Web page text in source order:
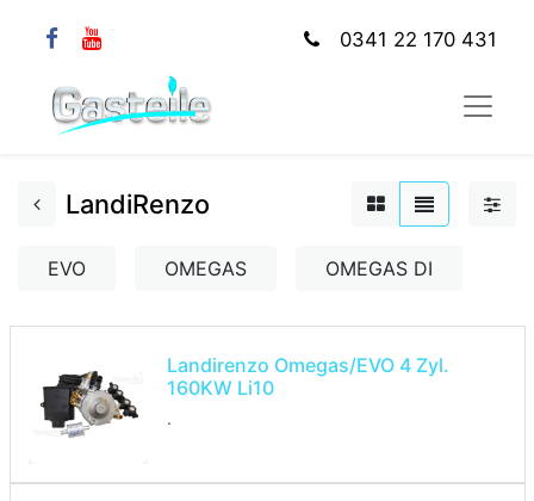
0341 22 170 431
LandiRenzo
EVO OMEGAS OMEGAS DI
Landirenzo Omegas/EVO 4 Zyl.
160KW Li10
.